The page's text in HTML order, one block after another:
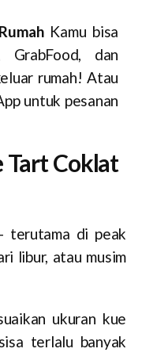
Kamu bisa
GrabFood, dan
rumah! Atau
untuk pesanan
Tart Coklat
terutama di peak
libur, atau musim
ukuran kue
terlalu banyak